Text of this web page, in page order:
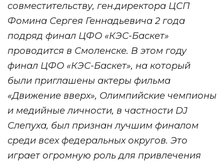
совместительству, ген.директора ЦСП
Фомина Сергея Геннадьевича 2 года
подряд финал ЦФО «КЭС-Баскет»
проводится в Смоленске. В этом году
финал ЦФО «КЭС-Баскет», на который
были приглашены актеры фильма
«Движение вверх», Олимпийские чемпионы
и медийные личности, в частности DJ
Слепуха, был признан лучшим финалом
среди всех федеральных округов. Это
играет огромную роль для привлечения